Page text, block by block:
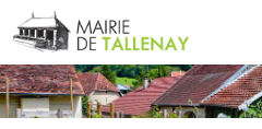
Aller
au
contenu